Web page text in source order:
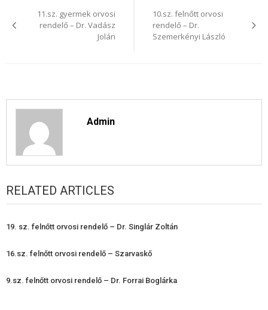
11.sz. gyermek orvosi
rendelő – Dr. Vadász
Jolán
10.sz. felnőtt orvosi
rendelő – Dr.
Szemerkényi László
Admin
RELATED ARTICLES
19. sz. felnőtt orvosi rendelő – Dr. Singlár Zoltán
16.sz. felnőtt orvosi rendelő – Szarvaskő
9.sz. felnőtt orvosi rendelő – Dr. Forrai Boglárka